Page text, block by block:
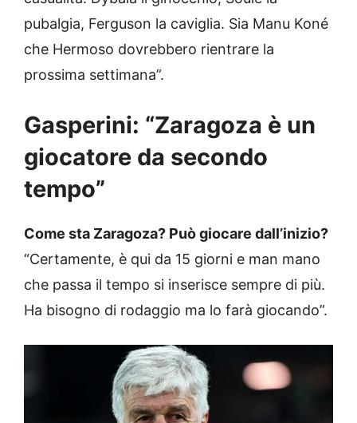
pubalgia, Ferguson la caviglia. Sia Manu Koné
che Hermoso dovrebbero rientrare la
prossima settimana”.
Gasperini: “Zaragoza è un
giocatore da secondo
tempo”
Come sta Zaragoza? Può giocare dall’inizio?
“Certamente, è qui da 15 giorni e man mano
che passa il tempo si inserisce sempre di più.
Ha bisogno di rodaggio ma lo farà giocando”.